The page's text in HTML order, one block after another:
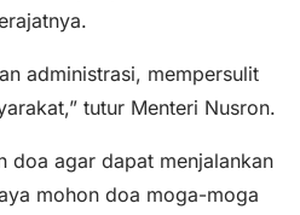
administrasi, mempersulit
tutur Menteri Nusron.
doa agar dapat menjalankan
mohon doa moga-moga